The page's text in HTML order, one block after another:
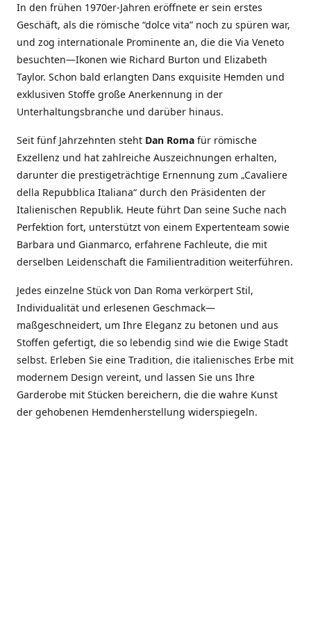
In den frühen 1970er-Jahren eröffnete er sein erstes
Geschäft, als die römische “dolce vita” noch zu spüren war,
und zog internationale Prominente an, die die Via Veneto
besuchten—Ikonen wie Richard Burton und Elizabeth
Taylor. Schon bald erlangten Dans exquisite Hemden und
exklusiven Stoffe große Anerkennung in der
Unterhaltungsbranche und darüber hinaus.
Seit fünf Jahrzehnten steht Dan Roma für römische
Exzellenz und hat zahlreiche Auszeichnungen erhalten,
darunter die prestigeträchtige Ernennung zum „Cavaliere
della Repubblica Italiana“ durch den Präsidenten der
Italienischen Republik. Heute führt Dan seine Suche nach
Perfektion fort, unterstützt von einem Expertenteam sowie
Barbara und Gianmarco, erfahrene Fachleute, die mit
derselben Leidenschaft die Familientradition weiterführen.
Jedes einzelne Stück von Dan Roma verkörpert Stil,
Individualität und erlesenen Geschmack—
maßgeschneidert, um Ihre Eleganz zu betonen und aus
Stoffen gefertigt, die so lebendig sind wie die Ewige Stadt
selbst. Erleben Sie eine Tradition, die italienisches Erbe mit
modernem Design vereint, und lassen Sie uns Ihre
Garderobe mit Stücken bereichern, die die wahre Kunst
der gehobenen Hemdenherstellung widerspiegeln.